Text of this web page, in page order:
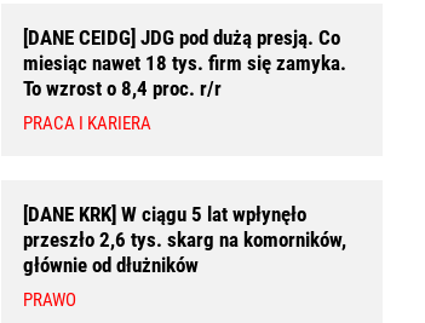
[DANE CEIDG] JDG pod dużą presją. Co
miesiąc nawet 18 tys. firm się zamyka.
To wzrost o 8,4 proc. r/r
PRACA I KARIERA
[DANE KRK] W ciągu 5 lat wpłynęło
przeszło 2,6 tys. skarg na komorników,
głównie od dłużników
PRAWO